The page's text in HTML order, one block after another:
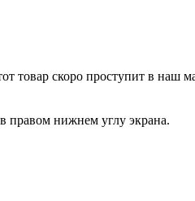
товар скоро проступит в наш
правом нижнем углу экрана.